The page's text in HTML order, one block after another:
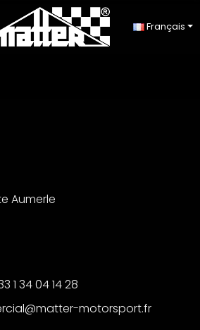
Français
Aumerle
1 34 04 14 28
motorsport.fr